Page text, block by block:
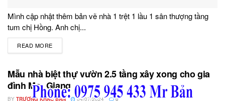
Mình cập nhật thêm bản vẽ nhà 1 trệt 1 lầu 1 sân thượng tầng
tum chị Hồng. Anh chị...
READ MORE
Mẫu nhà biệt thự vườn 2.5 tầng xây xong cho gia
đình Mrs Giang
BY TRƯƠNG KHẮC BẢN 04/07/2024 0